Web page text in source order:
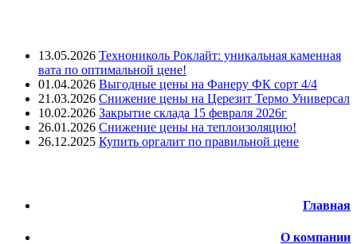
13.05.2026 Технониколь Роклайт: уникальная каменная
вата по оптимальной цене!
01.04.2026 Выгодные цены на Фанеру ФК сорт 4/4
21.03.2026 Снижение цены на Церезит Термо Универсал
10.02.2026 Закрытие склада 15 февраля 2026г
26.01.2026 Снижение цены на теплоизоляцию!
26.12.2025 Купить оргалит по правильной цене
Главная
О компании